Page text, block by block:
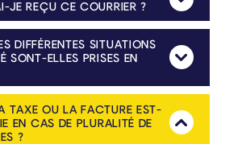
JE REÇU CE COURRIER ?
Mehr
DIFFÉRENTES SITUATIONS
SONT-ELLES PRISES EN
Mehr
TAXE OU LA FACTURE EST-
EN CAS DE PLURALITÉ DE
?
Mehr